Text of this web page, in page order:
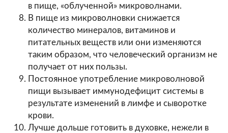
в пище, «облученной» микроволнами.
В пище из микроволновки снижается
количество минералов, витаминов и
питательных веществ или они изменяются
таким образом, что человеческий организм не
получает от них пользы.
Постоянное употребление микроволновой
пищи вызывает иммунодефицит системы в
результате изменений в лимфе и сыворотке
крови.
Лучше дольше готовить в духовке, нежели в